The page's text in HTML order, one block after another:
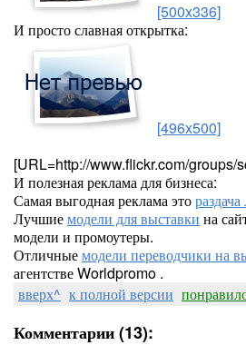
[500x336]
И просто славная открытка:
[496x500]
[URL=http://www.flickr.com/groups/
И полезная реклама для бизнеса:
Самая выгодная реклама это
Лучшиемодели для выставки на
модели и промоутеры.
Отличныемодели переводчики на
агентстве Worldpromo .
вверх^ к полной версии
Комментарии (13):